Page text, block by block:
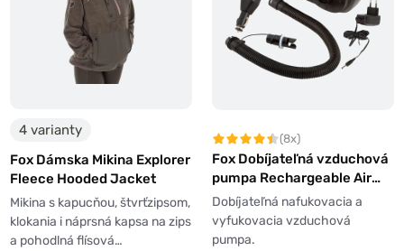
4 varianty
Fox Dámska Mikina Explorer
Fleece Hooded Jacket
Mikina s kapucňou, štvrťzipsom,
klokania i náprsná kapsa na zips
a pohodlná flísová…
(8x)
Fox Dobíjateľná vzduchová
pumpa Rechargeable Air
Pump 12V/240V
Dobíjateľná nafukovacia a
vyfukovacia vzduchová
pumpa.